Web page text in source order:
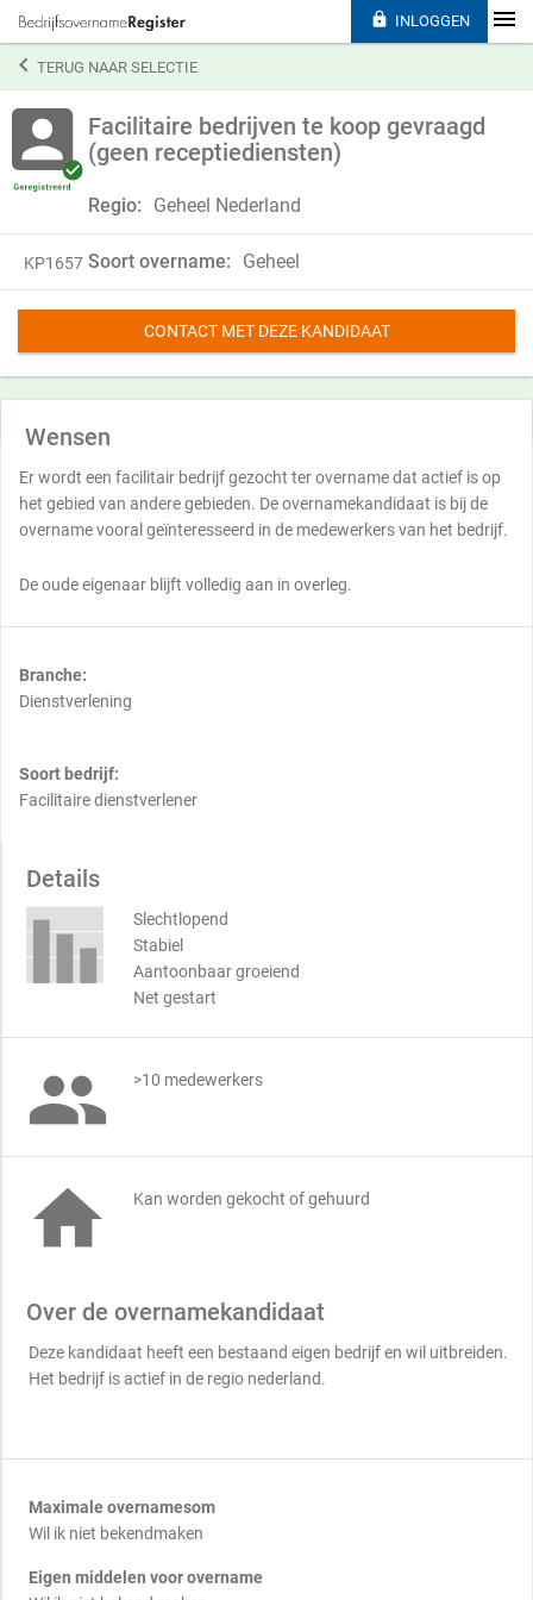
TERUG NAAR SELECTIE
Facilitaire bedrijven te koop gevraagd
(geen receptiediensten)
Regio: Geheel Nederland
KP1657 Soort overname: Geheel
CONTACT MET DEZE KANDIDAAT
Wensen
Er wordt een facilitair bedrijf gezocht ter overname dat actief is op
het gebied van andere gebieden. De overnamekandidaat is bij de
overname vooral geïnteresseerd in de medewerkers van het bedrijf.
De oude eigenaar blijft volledig aan in overleg.
Branche:
Dienstverlening
Soort bedrijf:
Facilitaire dienstverlener
Details
Slechtlopend
Stabiel
Aantoonbaar groeiend
Net gestart
 >10 medewerkers
 Kan worden gekocht of gehuurd
Over de overnamekandidaat
Deze kandidaat heeft een bestaand eigen bedrijf en wil uitbreiden.
Het bedrijf is actief in de regio nederland.
Maximale overnamesom
Wil ik niet bekendmaken
Eigen middelen voor overname
 INLOGGEN